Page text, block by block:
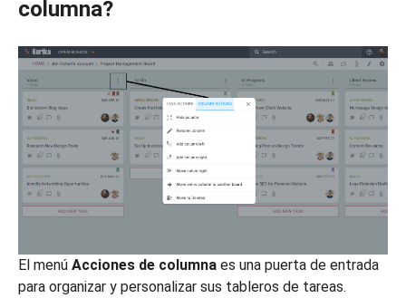
columna?
El menú Acciones de columna es una puerta de entrada
para organizar y personalizar sus tableros de tareas.